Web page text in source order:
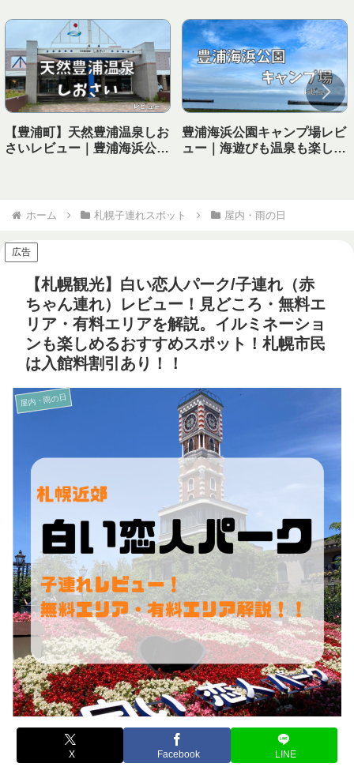
【豊浦町】天然豊浦温泉しお
さいレビュー｜豊浦海浜公園
豊浦海浜公園キャンプ場レビ
ュー｜海遊びも温泉も楽しめ
ホーム 札幌子連れスポット 屋内・雨の日
広告
【札幌観光】白い恋人パーク/子連れ（赤
ちゃん連れ）レビュー！見どころ・無料エ
リア・有料エリアを解説。イルミネーショ
ンも楽しめるおすすめスポット！札幌市民
は入館料割引あり！！
屋内・雨の日
X Facebook LINE